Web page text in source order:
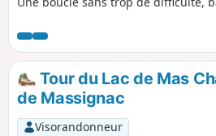
Tour du Lac de Mas
de Massignac
Visorandonneur